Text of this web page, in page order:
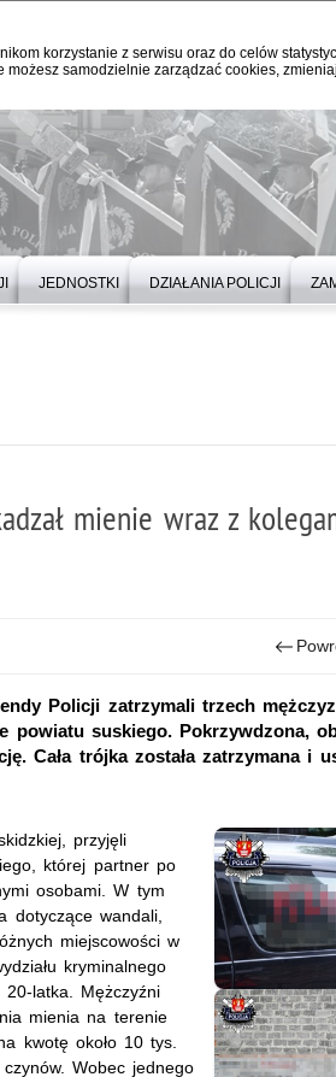
korzystanie z serwisu oraz do celów
samodzielnie zarządzać cookies,
JEDNOSTKI DZIAŁANIA POLICJI
mienie wraz z
Policji zatrzymali trzech
powiatu suskiego. Pokrzywdzona,
Cała trójka została zatrzymana i
przyjęli
której partner po
osobami. W tym
dotyczące wandali,
miejscowości w
kryminalnego
latka. Mężczyźni
mienia na terenie
kwotę około 10 tys.
Wobec jednego